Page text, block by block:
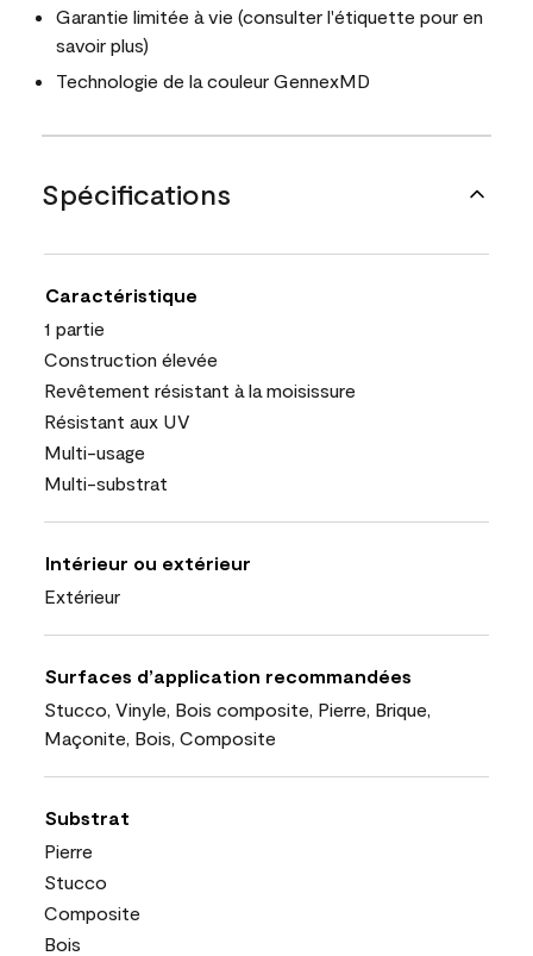
Garantie limitée à vie (consulter l'étiquette pour en
savoir plus)
Technologie de la couleur GennexMD
Spécifications
Caractéristique
1 partie
Construction élevée
Revêtement résistant à la moisissure
Résistant aux UV
Multi-usage
Multi-substrat
Intérieur ou extérieur
Extérieur
Surfaces d’application recommandées
Stucco, Vinyle, Bois composite, Pierre, Brique,
Maçonite, Bois, Composite
Substrat
Pierre
Stucco
Composite
Bois